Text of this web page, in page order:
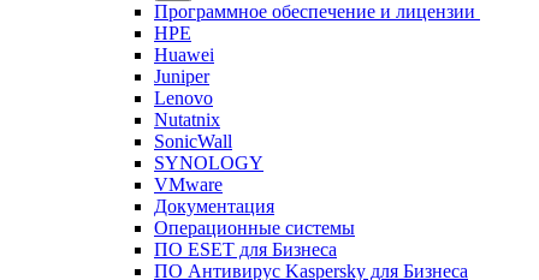
Программное обеспечение и лицензии
HPE
Huawei
Juniper
Lenovo
Nutatnix
SonicWall
SYNOLOGY
VMware
Документация
Операционные системы
ПО ESET для Бизнеса
ПО Антивирус Kaspersky для Бизнеса